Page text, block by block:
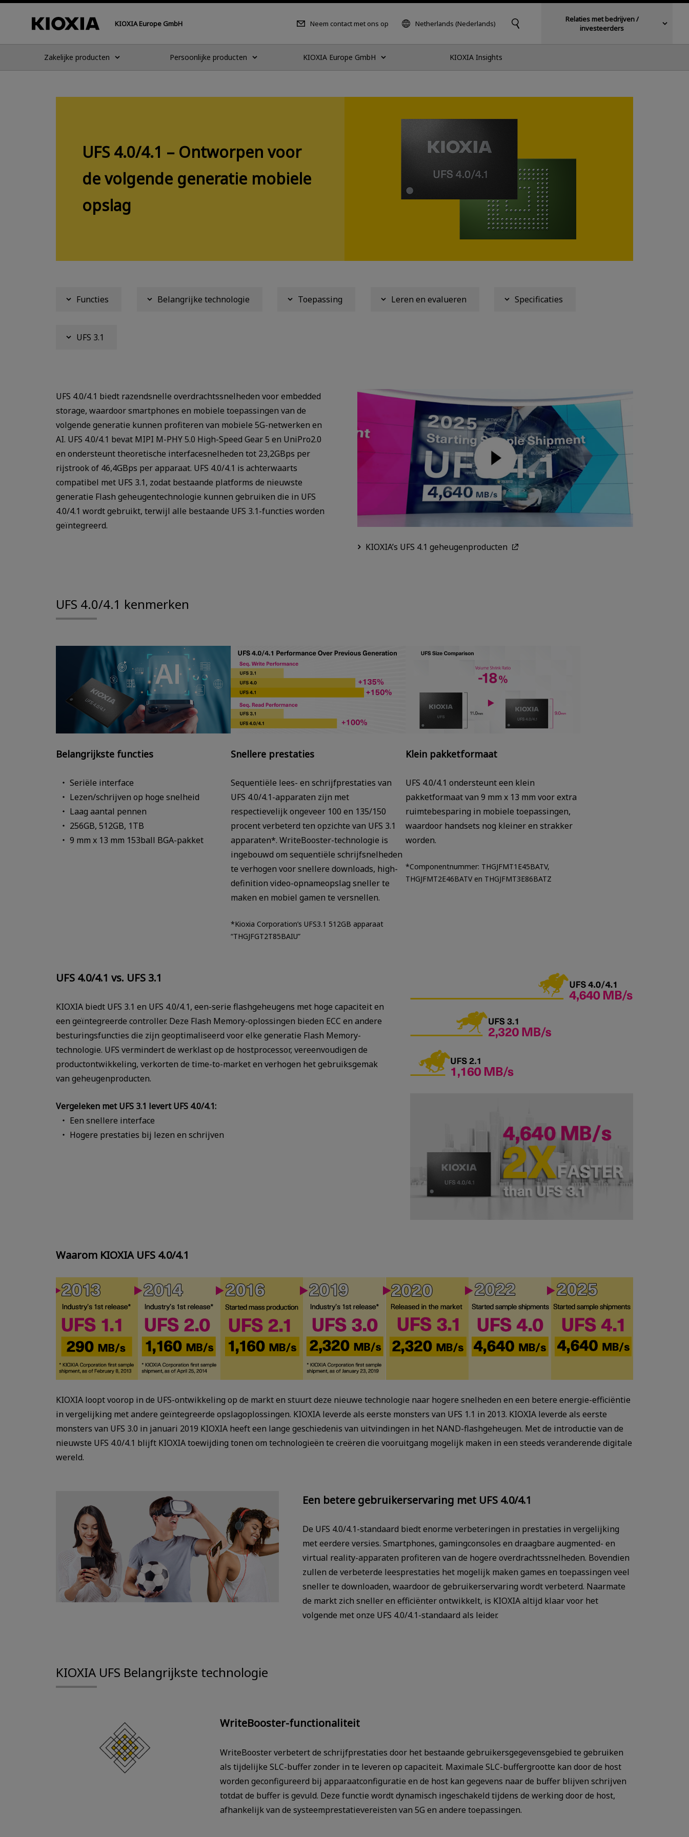
KIOXIA Europe GmbH Neem contact met ons op Netherlands (Nederlands)
Relaties met bedrijven /
investeerders
Zakelijke producten Persoonlijke producten KIOXIA Europe GmbH KIOXIA Insights
UFS 4.0/4.1 – Ontworpen voor
de volgende generatie mobiele
opslag
Functies Belangrijke technologie Toepassing Leren en evalueren Specificaties
UFS 3.1
UFS 4.0/4.1 biedt razendsnelle overdrachtssnelheden voor embedded
storage, waardoor smartphones en mobiele toepassingen van de
volgende generatie kunnen profiteren van mobiele 5G-netwerken en
AI. UFS 4.0/4.1 bevat MIPI M-PHY 5.0 High-Speed Gear 5 en UniPro2.0
en ondersteunt theoretische interfacesnelheden tot 23,2GBps per
rijstrook of 46,4GBps per apparaat. UFS 4.0/4.1 is achterwaarts
compatibel met UFS 3.1, zodat bestaande platforms de nieuwste
generatie Flash geheugentechnologie kunnen gebruiken die in UFS
4.0/4.1 wordt gebruikt, terwijl alle bestaande UFS 3.1-functies worden
geïntegreerd.
KIOXIA’s UFS 4.1 geheugenproducten
UFS 4.0/4.1 kenmerken
Belangrijkste functies
Seriële interface
Lezen/schrijven op hoge snelheid
Laag aantal pennen
256GB, 512GB, 1TB
9 mm x 13 mm 153ball BGA-pakket
Snellere prestaties
Sequentiële lees- en schrijfprestaties van
UFS 4.0/4.1-apparaten zijn met
respectievelijk ongeveer 100 en 135/150
procent verbeterd ten opzichte van UFS 3.1
apparaten*. WriteBooster-technologie is
ingebouwd om sequentiële schrijfsnelheden
te verhogen voor snellere downloads, high-
definition video-opnameopslag sneller te
maken en mobiel gamen te versnellen.
*Kioxia Corporation’s UFS3.1 512GB apparaat
“THGJFGT2T85BAIU”
Klein pakketformaat
UFS 4.0/4.1 ondersteunt een klein
pakketformaat van 9 mm x 13 mm voor extra
ruimtebesparing in mobiele toepassingen,
waardoor handsets nog kleiner en strakker
worden.
*Componentnummer: THGJFMT1E45BATV,
THGJFMT2E46BATV en THGJFMT3E86BATZ
UFS 4.0/4.1 vs. UFS 3.1
KIOXIA biedt UFS 3.1 en UFS 4.0/4.1, een-serie flashgeheugens met hoge capaciteit en
een geïntegreerde controller. Deze Flash Memory-oplossingen bieden ECC en andere
besturingsfuncties die zijn geoptimaliseerd voor elke generatie Flash Memory-
technologie. UFS vermindert de werklast op de hostprocessor, vereenvoudigen de
productontwikkeling, verkorten de time-to-market en verhogen het gebruiksgemak
van geheugenproducten.
Vergeleken met UFS 3.1 levert UFS 4.0/4.1:
Een snellere interface
Hogere prestaties bij lezen en schrijven
Waarom KIOXIA UFS 4.0/4.1
KIOXIA loopt voorop in de UFS-ontwikkeling op de markt en stuurt deze nieuwe technologie naar hogere snelheden en een betere energie-efficiëntie
in vergelijking met andere geïntegreerde opslagoplossingen. KIOXIA leverde als eerste monsters van UFS 1.1 in 2013. KIOXIA leverde als eerste
monsters van UFS 3.0 in januari 2019 KIOXIA heeft een lange geschiedenis van uitvindingen in het NAND-flashgeheugen. Met de introductie van de
nieuwste UFS 4.0/4.1 blijft KIOXIA toewijding tonen om technologieën te creëren die vooruitgang mogelijk maken in een steeds veranderende digitale
wereld.
Een betere gebruikerservaring met UFS 4.0/4.1
De UFS 4.0/4.1-standaard biedt enorme verbeteringen in prestaties in vergelijking
met eerdere versies. Smartphones, gamingconsoles en draagbare augmented- en
virtual reality-apparaten profiteren van de hogere overdrachtssnelheden. Bovendien
zullen de verbeterde leesprestaties het mogelijk maken games en toepassingen veel
sneller te downloaden, waardoor de gebruikerservaring wordt verbeterd. Naarmate
de markt zich sneller en efficiënter ontwikkelt, is KIOXIA altijd klaar voor het
volgende met onze UFS 4.0/4.1-standaard als leider.
KIOXIA UFS Belangrijkste technologie
WriteBooster-functionaliteit
WriteBooster verbetert de schrijfprestaties door het bestaande gebruikersgegevensgebied te gebruiken
als tijdelijke SLC-buffer zonder in te leveren op capaciteit. Maximale SLC-buffergrootte kan door de host
worden geconfigureerd bij apparaatconfiguratie en de host kan gegevens naar de buffer blijven schrijven
totdat de buffer is gevuld. Deze functie wordt dynamisch ingeschakeld tijdens de werking door de host,
afhankelijk van de systeemprestatievereisten van 5G en andere toepassingen.